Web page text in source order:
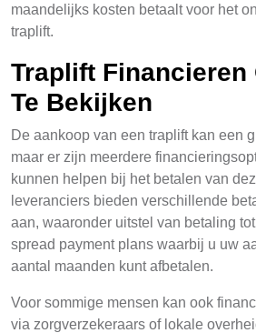
maandelijks kosten betaalt voor het
traplift.
Traplift Financieren
Te Bekijken
De aankoop van een traplift kan een
maar er zijn meerdere
kunnen helpen bij het betalen van
leveranciers bieden verschillende
aan, waaronder uitstel van betaling
spread payment plans waarbij u uw
aantal maanden kunt afbetalen.
Voor sommige mensen kan ook
via zorgverzekeraars of lokale